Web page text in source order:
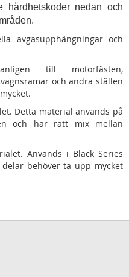
hårdhetskoder nedan och
avgasupphängningar och
till motorfästen,
och andra ställen
Detta material används på
och har rätt mix mellan
Används i Black Series
behöver ta upp mycket